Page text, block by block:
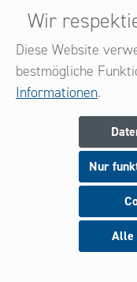
KONTAKT
FOLGE UNS
Melden Sie
und seien Sie
Wir
Diese Website
bestmögliche
Informationen.
Nur
Alle